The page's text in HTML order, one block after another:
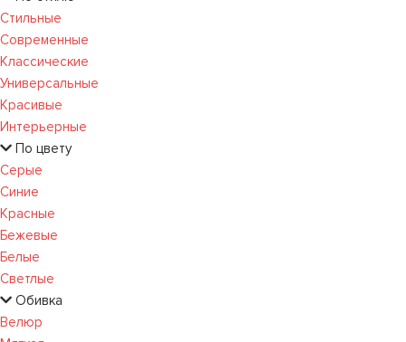
Стильные
Современные
Классические
Универсальные
Красивые
Интерьерные
По цвету
Серые
Синие
Красные
Бежевые
Белые
Светлые
Обивка
Велюр